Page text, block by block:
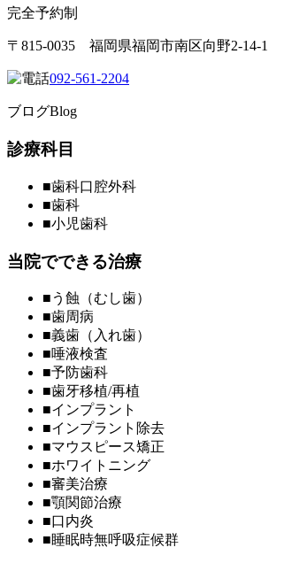
完全予約制
〒815-0035 福岡県福岡市南区向野2-14-1
092-561-2204
ブログBlog
診療科目
■歯科口腔外科
■歯科
■小児歯科
当院でできる治療
■ う蝕（むし歯）
■歯周病
■義歯（入れ歯）
■唾液検査
■予防歯科
■歯牙移植/再植
■インプラント
■インプラント除去
■マウスピース矯正
■ホワイトニング
■審美治療
■顎関節治療
■口内炎
■睡眠時無呼吸症候群